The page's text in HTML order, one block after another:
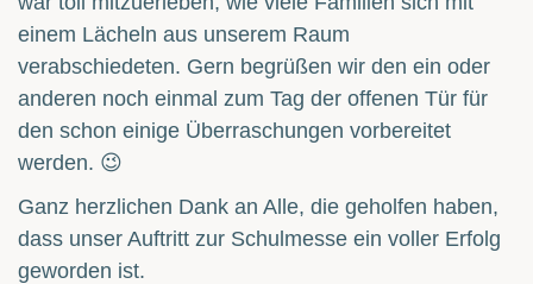
einem Lächeln aus unserem Raum
verabschiedeten. Gern begrüßen wir den ein oder
anderen noch einmal zum Tag der offenen Tür für
den schon einige Überraschungen vorbereitet
werden. 😉
Ganz herzlichen Dank an Alle, die geholfen haben,
dass unser Auftritt zur Schulmesse ein voller Erfolg
geworden ist.